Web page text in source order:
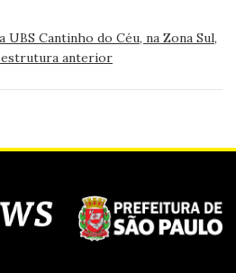
Cantinho do Céu, na Zona Sul,
estrutura anterior